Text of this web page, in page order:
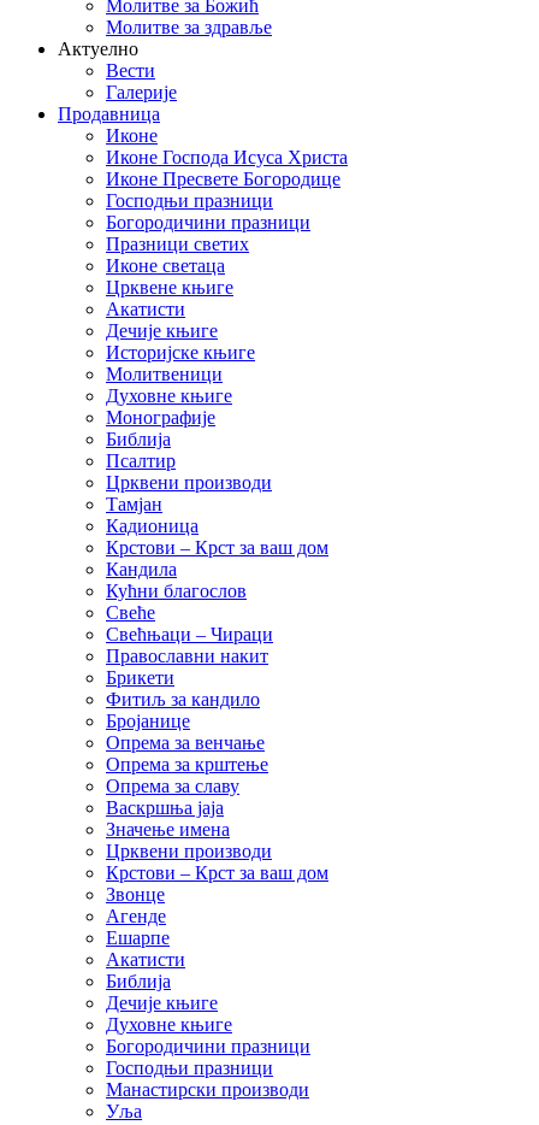
Молитве за Божић
Молитве за здравље
Актуелно
Вести
Галерије
Продавница
Иконе
Иконе Господа Исуса Христа
Иконе Пресвете Богородице
Господњи празници
Богородичини празници
Празници светих
Иконе светаца
Црквене књиге
Акатисти
Дечије књиге
Историјске књиге
Молитвеници
Духовне књиге
Монографије
Библија
Псалтир
Црквени производи
Тамјан
Кадионица
Крстови – Крст за ваш дом
Кандила
Кућни благослов
Свеће
Свећњаци – Чираци
Православни накит
Брикети
Фитиљ за кандило
Бројанице
Опрема за венчање
Опрема за крштење
Опрема за славу
Васкршња јаја
Значење имена
Црквени производи
Крстови – Крст за ваш дом
Звонце
Агенде
Ешарпе
Акатисти
Библија
Дечије књиге
Духовне књиге
Богородичини празници
Господњи празници
Манастирски производи
Уља